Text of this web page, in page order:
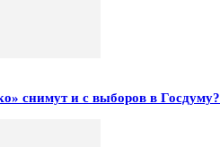
снимут и с выборов в Госдуму?